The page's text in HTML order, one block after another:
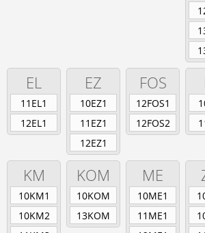
Industriemechaniker/-in
Karosserie- und
Mechatroniker/-in
EL
11EL1
12EL1
EZ
10EZ1
11EZ1
12EZ1
FOS
12FOS1
12FOS2
KM
10KM1
10KM2
KOM
10KOM
13KOM
ME
10ME1
11ME1